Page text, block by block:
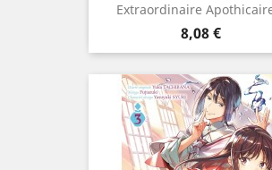
Extraordinaire
Prix
8,08 €